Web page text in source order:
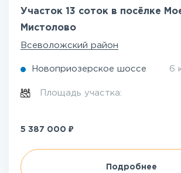
Участок 13 соток в посёлке
Мистолово
Всеволожский район
Новоприозерское шоссе 6
Площадь участка:
5 387 000 ₽
Подробнее